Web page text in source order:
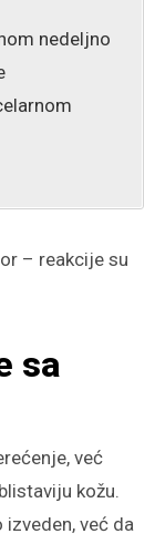
nedeljno
– reakcije su
sa
već
kožu.
izveden, već da